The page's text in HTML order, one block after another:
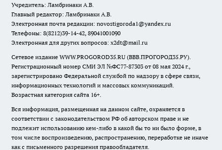
Учредитель: Ламбринаки А.В.
Главный редактор: Ламбринаки А.В.
Электронная почта редакции: novostigoroda1@yandex.ru
Телефоны: 8(8212)39-14-42, 89041001090
Электронная для других вопросов: x2dt@mail.ru
Сетевое издание WWW.PROGOROD35.RU (ВВВ.ПРОГОРОД35.РУ).
Регистрационный номер СМИ ЭЛ №ФС77-87303 от 08 мая 2024 г.,
зарегистрировано Федеральной службой по надзору в сфере связи,
информационных технологий и массовых коммуникаций.
Возрастная категория сайта 16+.
Вся информация, размещенная на данном сайте, охраняется в
соответствии с законодательством РФ об авторском праве и не
подлежит использованию кем-либо в какой бы то ни было форме, в
том числе воспроизведению, распространению, переработке не иначе
как с письменного разрешения правообладателя.